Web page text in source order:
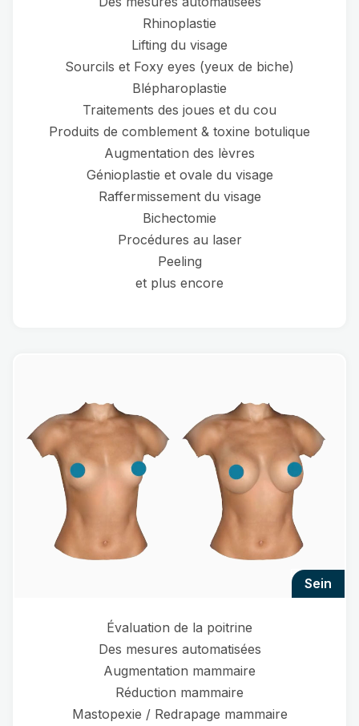
Rhinoplastie
Lifting du visage
Sourcils et Foxy eyes (yeux de biche)
Blépharoplastie
Traitements des joues et du cou
Produits de comblement & toxine botulique
Augmentation des lèvres
Génioplastie et ovale du visage
Raffermissement du visage
Bichectomie
Procédures au laser
Peeling
et plus encore
sein
Évaluation de la poitrine
Des mesures automatisées
Augmentation mammaire
Réduction mammaire
Mastopexie / Redrapage mammaire